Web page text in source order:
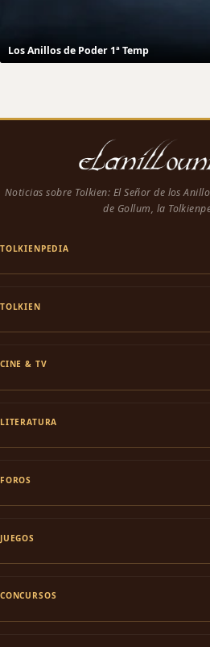
Los Anillos de Poder 1ª Temp
Noticias sobre Tolkien: El Señor de los
de Gollum, la
TOLKIENPEDIA
TOLKIEN
CINE & TV
LITERATURA
FOROS
JUEGOS
CONCURSOS